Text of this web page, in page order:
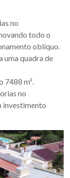
no
todo o
oblíquo.
uma quadra de
7488 m².
no
investimento